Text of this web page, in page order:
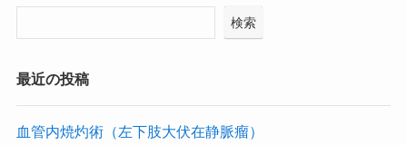
検索
最近の投稿
血管内焼灼術（左下肢大伏在静脈瘤）